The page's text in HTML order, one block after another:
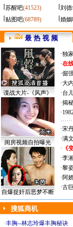
苏醒吧(41523) 刘
贴图吧(68789) 婚姻
最 热 视 频
谍战大片-《风声》
闺房视频自拍曝光
自爆捉奸后恶梦不断
·独
·在
·倔
·大
·台
·揭
·
·宋
·满
· 《
·李
·黎
·阿
·古
搜狐商机
·丰胸--林志玲爆丰胸秘诀